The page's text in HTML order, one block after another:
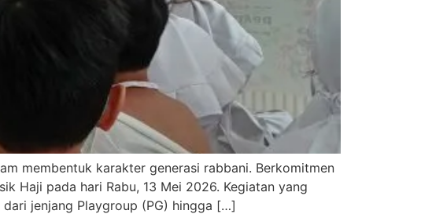
membentuk karakter generasi rabbani. Berkomitmen
Haji pada hari Rabu, 13 Mei 2026. Kegiatan yang
jenjang Playgroup (PG) hingga […]